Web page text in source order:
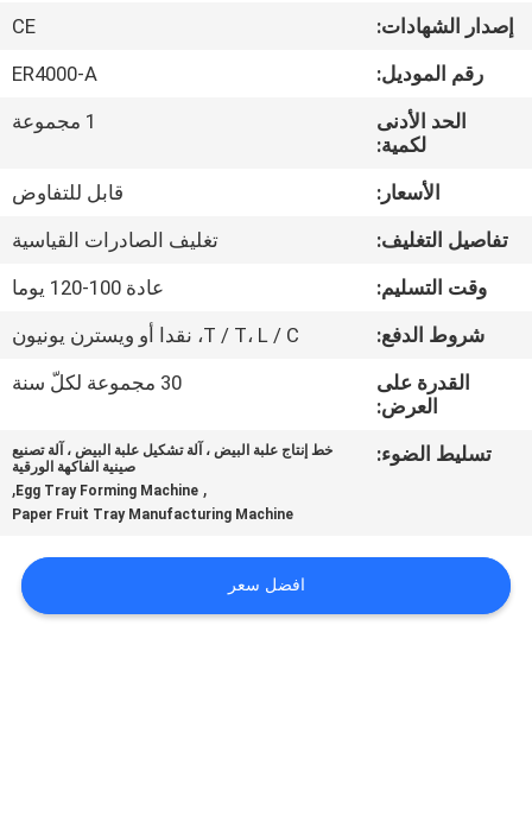
عرض
الواقع
الافتراضي
معلومات
عنا
جولة
المعمل
اتصل
إصدار الشهادات:
CE
رقم الموديل:
ER4000-A
الحد الأدنى
لكمية:
1 مجموعة
الأسعار:
قابل للتفاوض
تفاصيل التغليف:
تغليف الصادرات القياسية
وقت التسليم:
عادة 100-120 يوما
شروط الدفع:
T / T، L / C، نقدا أو ويسترن يونيون
القدرة على
العرض:
30 مجموعة لكلّ سنة
تسليط الضوء:
خط إنتاج علبة البيض ، آلة تشكيل علبة البيض ، آلة تصنيع
صينية الفاكهة الورقية
,
Egg Tray Forming Machine
,
Paper Fruit Tray Manufacturing Machine
افضل سعر